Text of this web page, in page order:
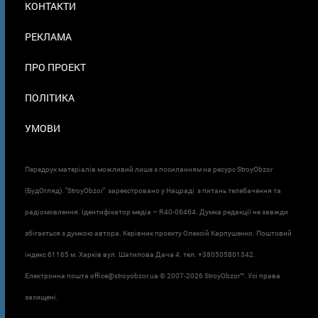
В
КОНТАКТИ
РЕКЛАМА
ПРО ПРОЕКТ
ПОЛІТИКА
УМОВИ
Передрук матеріалів можливий лише з посиланням на ресурс StroyObzor
(БудОгляд). "StroyObzor" зареєстровано у Нацраді з питань телебачення та
радіомовлення. Ідентифікатор медіа – R40-06464. Думка редакції не завжди
збігається з думкою автора. Керівник проєкту Олексій Карпушенко. Поштовий
індекс 61165 м. Харків вул. Шатилова Дача 4. тел. +380505801342.
Електронна пошта office@stroyobzor.ua © 2007-2026 StroyObzor™. Усі права
захищені.